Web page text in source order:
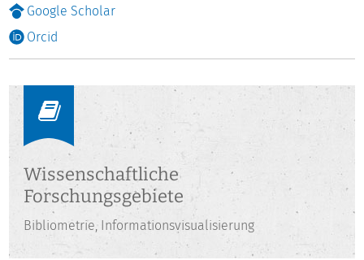
Google Scholar
Orcid
Wissenschaftliche
Forschungsgebiete
Bibliometrie, Informationsvisualisierung